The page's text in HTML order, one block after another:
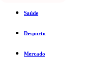
Saúde
Desporto
Mercado